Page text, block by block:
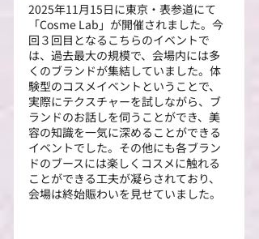
2025年11月15日に東京・表参道にて
「Cosme Lab」が開催されました。今
回３回目となるこちらのイベントで
は、過去最大の規模で、会場内には多
くのブランドが集結していました。体
験型のコスメイベントということで、
実際にテクスチャーを試しながら、ブ
ランドのお話しを伺うことができ、美
容の知識を一気に深めることができる
イベントでした。その他にも各ブラン
ドのブースには楽しくコスメに触れる
ことができる工夫が凝らされており、
会場は終始賑わいを見せていました。